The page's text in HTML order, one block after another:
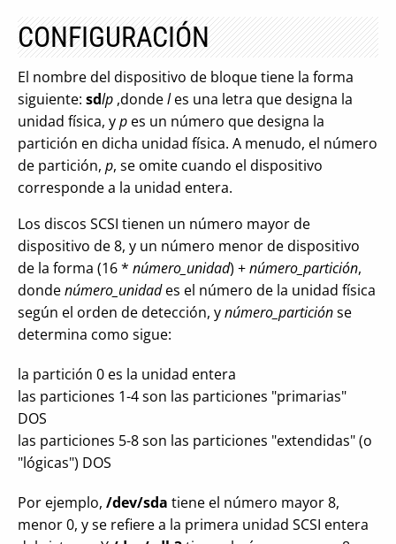
CONFIGURACIÓN
El nombre del dispositivo de bloque tiene la forma
siguiente: sdlp ,dondeles una letra que designa la
unidad física, yp es un número que designa la
partición en dicha unidad física. A menudo, el número
de partición, p, se omite cuando el dispositivo
corresponde a la unidad entera.
Los discos SCSI tienen un número mayor de
dispositivo de 8, y un número menor de dispositivo
de la forma (16 * número_unidad) +número_partición,
dondenúmero_unidades el número de la unidad física
según el orden de detección, ynúmero_particiónse
determina como sigue:
la partición 0 es la unidad entera
las particiones 1-4 son las particiones "primarias"
DOS
las particiones 5-8 son las particiones "extendidas" (o
"lógicas") DOS
Por ejemplo, /dev/sda tiene el número mayor 8,
menor 0, y se refiere a la primera unidad SCSI entera